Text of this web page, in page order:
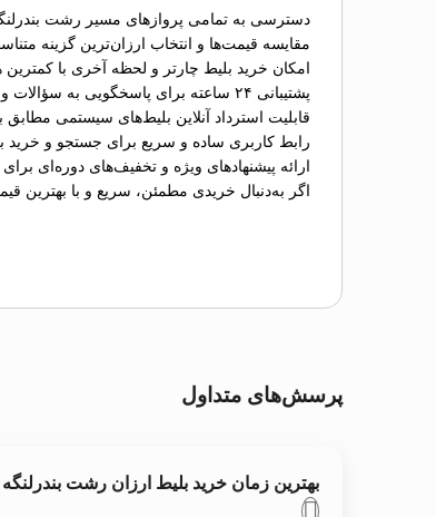
دسترسی به تمامی پروازهای مسیر رشت
مقایسه قیمت‌ها و انتخاب ارزان‌ترین گزینه
امکان خرید بلیط چارتر و لحظه آخری با کمترین
پشتیبانی ۲۴ ساعته برای پاسخگویی به سؤالات و مشکلات احتمالی؛
قابلیت استرداد آنلاین بلیط‌های سیستمی مطابق با
رابط کاربری ساده و سریع برای جستجو و خرید
ارائه پیشنهادهای ویژه و تخفیف‌های دوره‌ای
اگر به‌دنبال خریدی مطمئن، سریع و با بهترین
پرسش‌های متداول
بهترین زمان خرید بلیط ارزان رشت